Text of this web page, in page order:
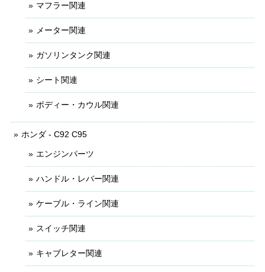
マフラー関連
メーター関連
ガソリンタンク関連
シート関連
ボディー・カウル関連
ホンダ - C92 C95
エンジンパーツ
ハンドル・レバー関連
ケーブル・ライン関連
スイッチ関連
キャブレター関連